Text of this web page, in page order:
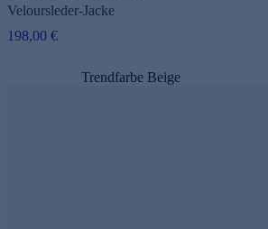
Veloursleder-Jacke
198,00 €
Trendfarbe Beige